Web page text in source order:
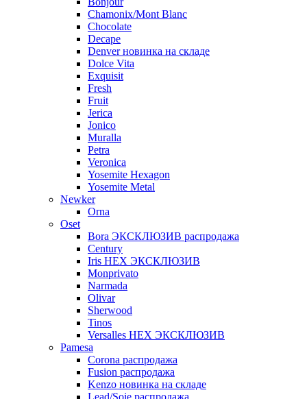
Chamonix/Mont Blanc
Chocolate
Decape
Denver новинка на складе
Dolce Vita
Exquisit
Fresh
Fruit
Jerica
Jonico
Muralla
Petra
Veroniсa
Yosemite Hexagon
Yosemite Metal
Newker
Orna
Oset
Bora ЭКСКЛЮЗИВ распродажа
Century
Iris HEX ЭКСКЛЮЗИВ
Monprivato
Narmada
Olivar
Sherwood
Tinos
Versalles HEX ЭКСКЛЮЗИВ
Pamesa
Corona распродажа
Fusion распродажа
Kenzo новинка на складе
Lead/Soie распродажа